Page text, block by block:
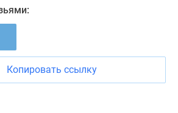
Копировать ссылку